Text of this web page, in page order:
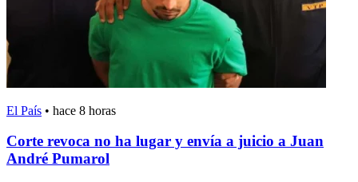
El País • hace 8 horas
Corte revoca no ha lugar y envía a juicio a Juan
André Pumarol